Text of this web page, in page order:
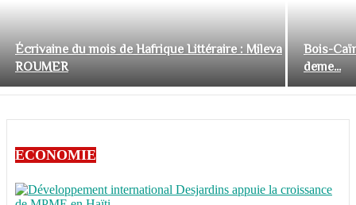
Écrivaine du mois de Hafrique Littéraire : Mileva
ROUMER
Bois-
deme...
ECONOMIE